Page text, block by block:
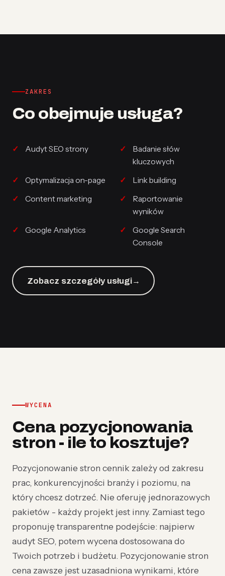
ZAKRES
Co obejmuje usługa?
Audyt SEO strony
Badanie słów
kluczowych
Optymalizacja on-page
Link building
Content marketing
Raportowanie
wyników
Google Analytics
Google Search
Console
Zobacz szczegóły usługi→
WYCENA
Cena pozycjonowania
stron - ile to kosztuje?
Pozycjonowanie stron cennik zależy od zakresu
prac, konkurencyjności branży i poziomu, na
który chcesz dotrzeć. Nie oferuję jednorazowych
pakietów - każdy projekt jest inny. Zamiast tego
proponuję transparentne podejście: najpierw
audyt SEO, potem wycena dostosowana do
Twoich potrzeb i budżetu. Pozycjonowanie stron
cena zawsze jest uzasadniona wynikami, które